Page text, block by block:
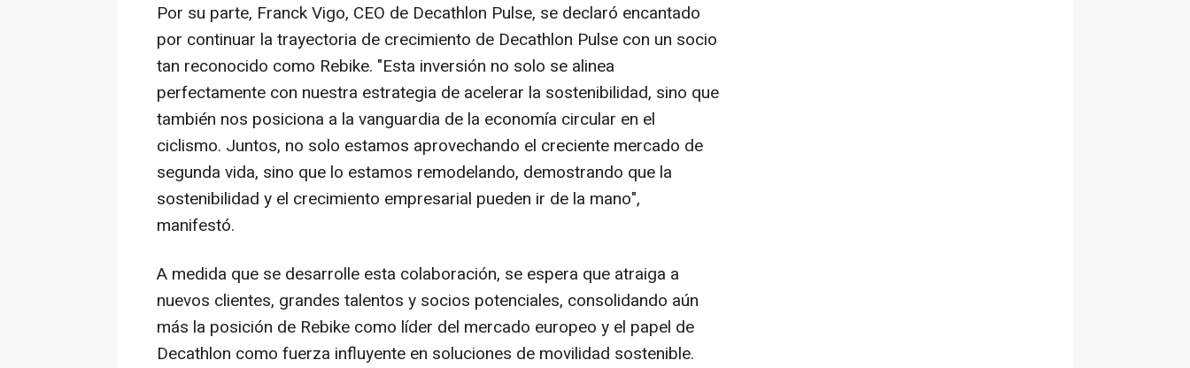
Por su parte, Franck Vigo, CEO de Decathlon Pulse, se declaró encantado
por continuar la trayectoria de crecimiento de Decathlon Pulse con un socio
tan reconocido como Rebike. "Esta inversión no solo se alinea
perfectamente con nuestra estrategia de acelerar la sostenibilidad, sino que
también nos posiciona a la vanguardia de la economía circular en el
ciclismo. Juntos, no solo estamos aprovechando el creciente mercado de
segunda vida, sino que lo estamos remodelando, demostrando que la
sostenibilidad y el crecimiento empresarial pueden ir de la mano",
manifestó.
A medida que se desarrolle esta colaboración, se espera que atraiga a
nuevos clientes, grandes talentos y socios potenciales, consolidando aún
más la posición de Rebike como líder del mercado europeo y el papel de
Decathlon como fuerza influyente en soluciones de movilidad sostenible.